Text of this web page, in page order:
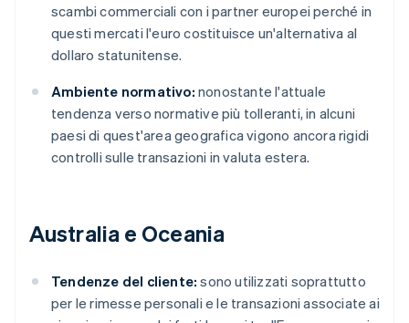
scambi commerciali con i partner europei perché in
questi mercati l'euro costituisce un'alternativa al
dollaro statunitense.
Ambiente normativo: nonostante l'attuale
tendenza verso normative più tolleranti, in alcuni
paesi di quest'area geografica vigono ancora rigidi
controlli sulle transazioni in valuta estera.
Australia e Oceania
Tendenze del cliente: sono utilizzati soprattutto
per le rimesse personali e le transazioni associate ai